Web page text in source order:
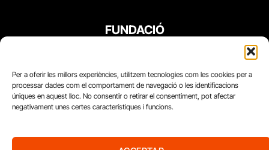
Per a oferir les millors experiències, utilitzem tecnologies com les cookies per a
processar dades com el comportament de navegació o les identificacions
úniques en aquest lloc. No consentir o retirar el consentiment, pot afectar
negativament unes certes característiques i funcions.
FUNDACIÓ